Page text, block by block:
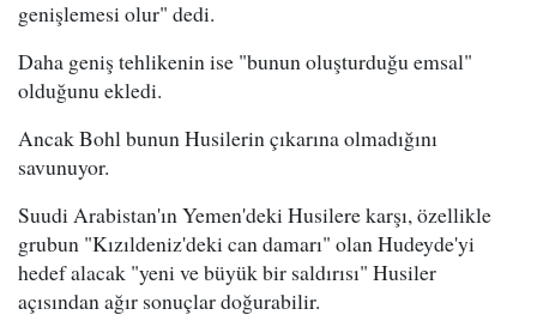
genişlemesi olur" dedi.
Daha geniş tehlikenin ise "bunun oluşturduğu emsal"
olduğunu ekledi.
Ancak Bohl bunun Husilerin çıkarına olmadığını
savunuyor.
Suudi Arabistan'ın Yemen'deki Husilere karşı, özellikle
grubun "Kızıldeniz'deki can damarı" olan Hudeyde'yi
hedef alacak "yeni ve büyük bir saldırısı" Husiler
açısından ağır sonuçlar doğurabilir.